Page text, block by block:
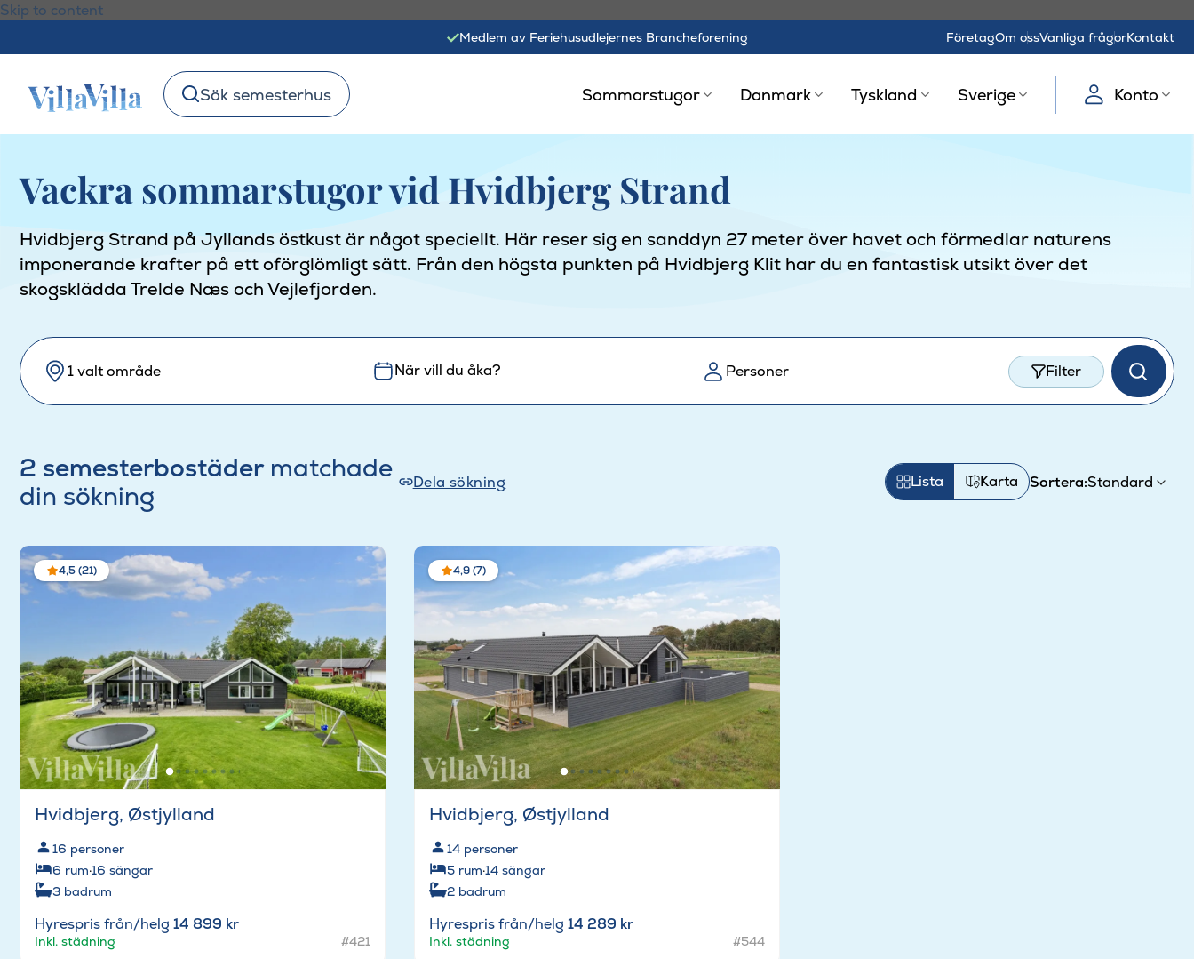
Skip to content
Medlem av Feriehusudlejernes Brancheforening FöretagOm ossVanliga frågorKontakt
Sök semesterhus Sommarstugor Danmark Tyskland Sverige Konto
Vackra sommarstugor vid Hvidbjerg Strand
Hvidbjerg Strand på Jyllands östkust är något speciellt. Här reser sig en sanddyn 27 meter över havet och förmedlar naturens
imponerande krafter på ett oförglömligt sätt. Från den högsta punkten på Hvidbjerg Klit har du en fantastisk utsikt över det
skogsklädda Trelde Næs och Vejlefjorden.
1 valt område När vill du åka? Personer Filter
2 semesterbostädermatchade
din sökning
Dela sökning Sortera:
Lista Karta
4,5 (21)
Hvidbjerg, Østjylland
16 personer
6 rum·16 sängar
3 badrum
Hyrespris från/helg 14 899 kr
Inkl. städning #421
4,9 (7)
Hvidbjerg, Østjylland
14 personer
5 rum·14 sängar
2 badrum
Hyrespris från/helg 14 289 kr
Inkl. städning #544